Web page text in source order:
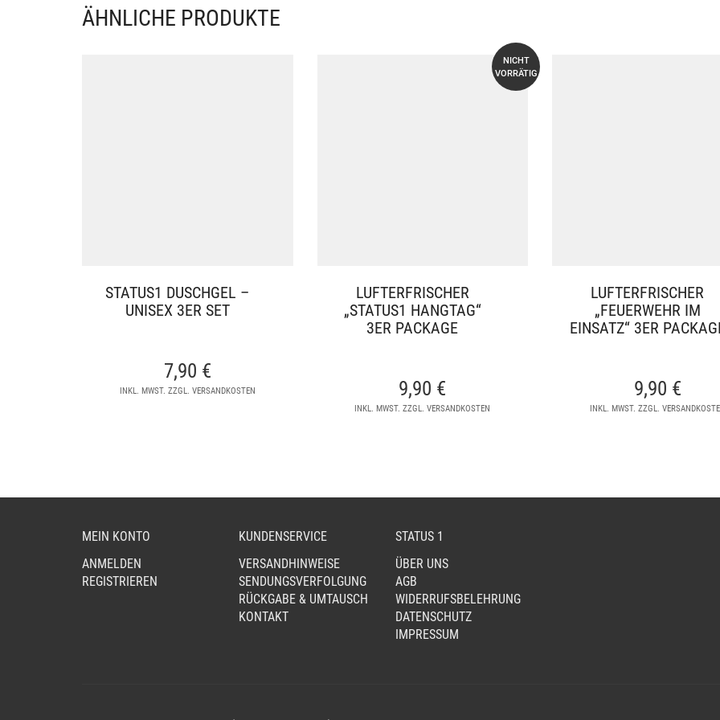
ÄHNLICHE PRODUKTE
STATUS1 DUSCHGEL –
UNISEX 3ER SET
7,90 €
INKL. MWST. ZZGL. VERSANDKOSTEN
NICHT
VORRÄTIG
LUFTERFRISCHER
„STATUS1 HANGTAG“
3ER PACKAGE
9,90 €
INKL. MWST. ZZGL. VERSANDKOSTEN
LUFTERFRISCHER
„FEUERWEHR IM
EINSATZ“ 3ER
9,90 €
INKL. MWST. ZZGL.
MEIN KONTO
ANMELDEN
REGISTRIEREN
KUNDENSERVICE
VERSANDHINWEISE
SENDUNGSVERFOLGUNG
RÜCKGABE & UMTAUSCH
KONTAKT
STATUS 1
ÜBER UNS
AGB
WIDERRUFSBELEHRUNG
DATENSCHUTZ
IMPRESSUM